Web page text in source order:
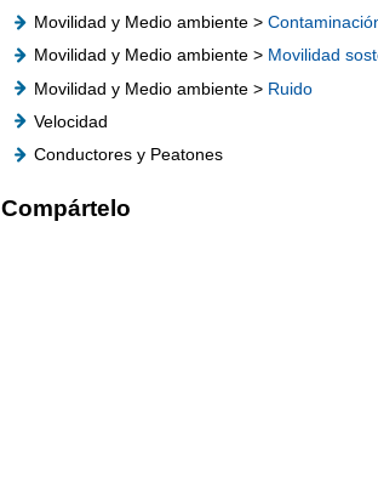
Movilidad y Medio ambiente >
Movilidad y Medio ambiente > Movilidad
Movilidad y Medio ambiente > Ruido
Velocidad
Conductores y Peatones
Compártelo